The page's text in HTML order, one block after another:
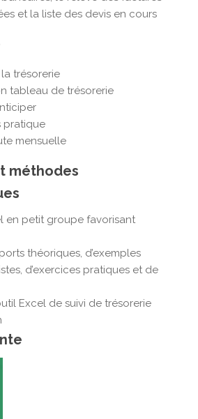
et la liste des devis en cours
trésorerie
tableau de trésorerie
pratique
mensuelle
méthodes
en petit groupe favorisant
théoriques, d’exemples
d’exercices pratiques et de
Excel de suivi de trésorerie